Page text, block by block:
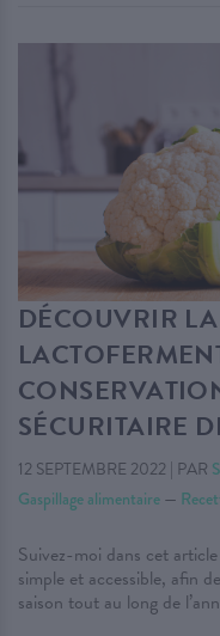
DÉCOUVRIR LA
SÉCURITAIRE
12 SEPTEMBRE 2022 | PAR
Gaspillage alimentaire —
Suivez-moi dans cet
simple et accessible, afin
saison tout au long de